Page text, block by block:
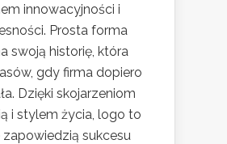
innowacyjności i
Prosta forma
swoją historię, która
gdy firma dopiero
Dzięki skojarzeniom
i stylem życia, logo to
zapowiedzią sukcesu